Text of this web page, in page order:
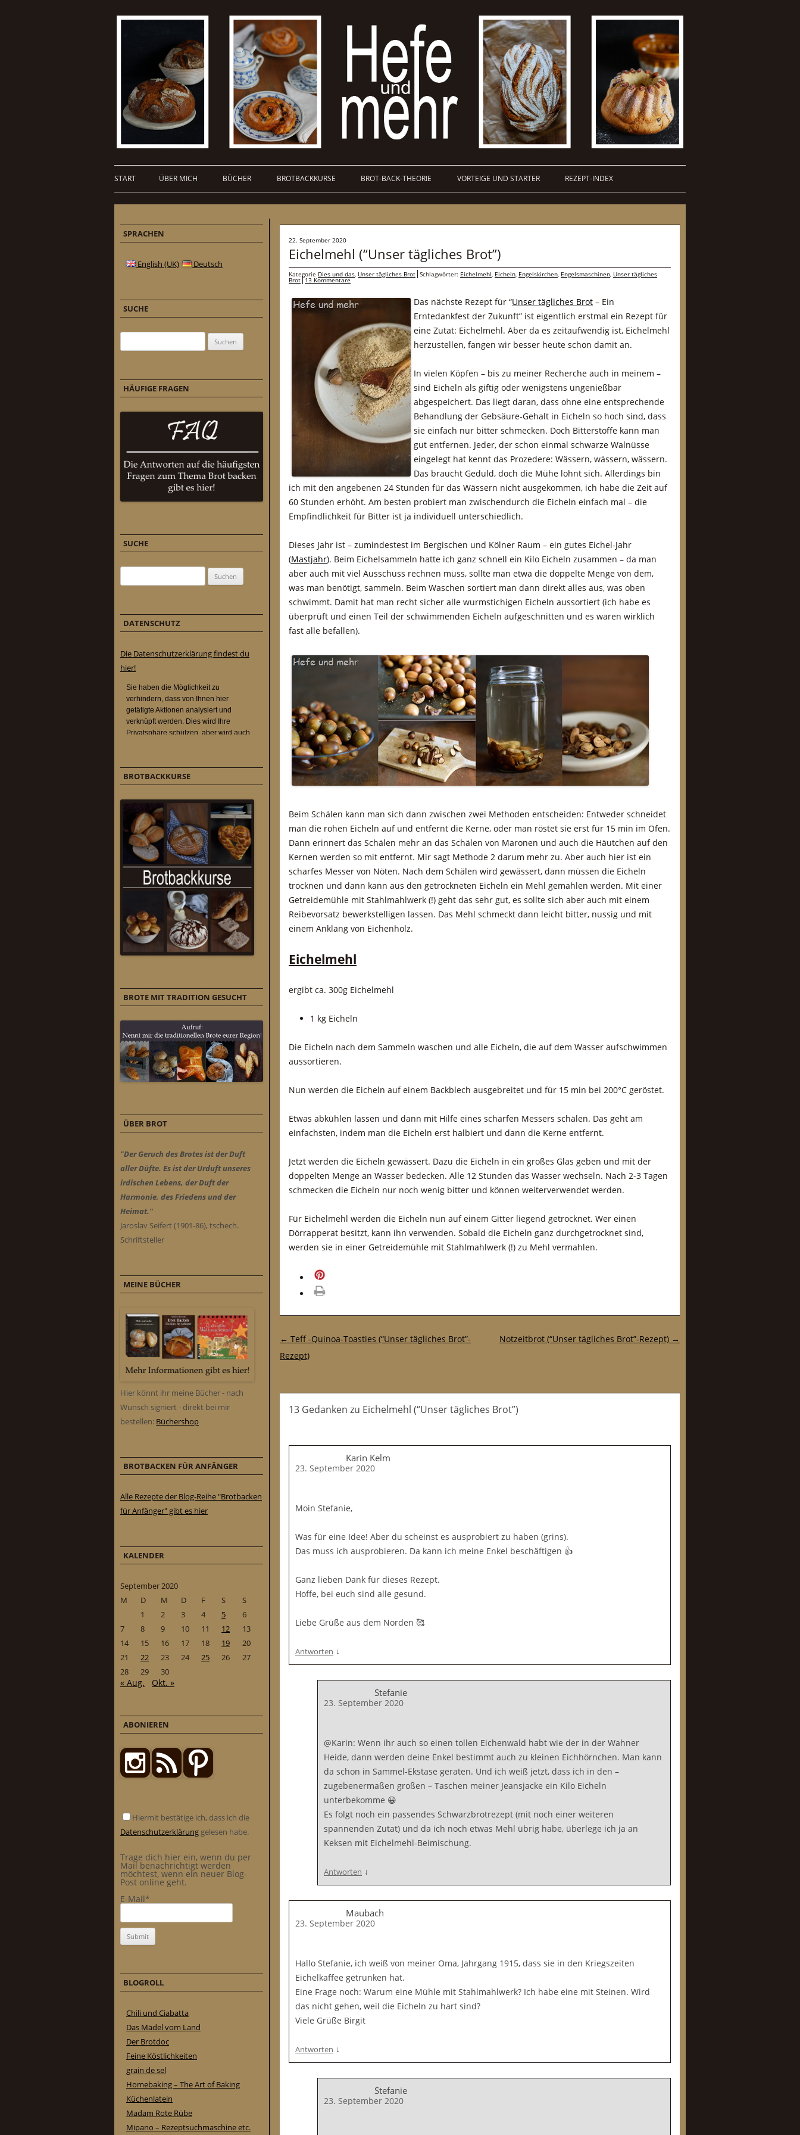
START ÜBER MICH BÜCHER BROTBACKKURSE BROT-BACK-THEORIE VORTEIGE UND STARTER REZEPT-INDEX
22. September 2020
Eichelmehl (“Unser tägliches Brot”)
Kategorie Dies und das, Unser tägliches Brot Schlagwörter: Eichelmehl, Eicheln, Engelskirchen, Engelsmaschinen, Unser tägliches
Brot 13 Kommentare
Das nächste Rezept für “Unser tägliches Brot – Ein
Erntedankfest der Zukunft” ist eigentlich erstmal ein Rezept für
eine Zutat: Eichelmehl. Aber da es zeitaufwendig ist, Eichelmehl
herzustellen, fangen wir besser heute schon damit an.
In vielen Köpfen – bis zu meiner Recherche auch in meinem –
sind Eicheln als giftig oder wenigstens ungenießbar
abgespeichert. Das liegt daran, dass ohne eine entsprechende
Behandlung der Gebsäure-Gehalt in Eicheln so hoch sind, dass
sie einfach nur bitter schmecken. Doch Bitterstoffe kann man
gut entfernen. Jeder, der schon einmal schwarze Walnüsse
eingelegt hat kennt das Prozedere: Wässern, wässern, wässern.
Das braucht Geduld, doch die Mühe lohnt sich. Allerdings bin
ich mit den angebenen 24 Stunden für das Wässern nicht ausgekommen, ich habe die Zeit auf
60 Stunden erhöht. Am besten probiert man zwischendurch die Eicheln einfach mal – die
Empfindlichkeit für Bitter ist ja individuell unterschiedlich.
Dieses Jahr ist – zumindestest im Bergischen und Kölner Raum – ein gutes Eichel-Jahr
(Mastjahr). Beim Eichelsammeln hatte ich ganz schnell ein Kilo Eicheln zusammen – da man
aber auch mit viel Ausschuss rechnen muss, sollte man etwa die doppelte Menge von dem,
was man benötigt, sammeln. Beim Waschen sortiert man dann direkt alles aus, was oben
schwimmt. Damit hat man recht sicher alle wurmstichigen Eicheln aussortiert (ich habe es
überprüft und einen Teil der schwimmenden Eicheln aufgeschnitten und es waren wirklich
fast alle befallen).
Beim Schälen kann man sich dann zwischen zwei Methoden entscheiden: Entweder schneidet
man die rohen Eicheln auf und entfernt die Kerne, oder man röstet sie erst für 15 min im Ofen.
Dann erinnert das Schälen mehr an das Schälen von Maronen und auch die Häutchen auf den
Kernen werden so mit entfernt. Mir sagt Methode 2 darum mehr zu. Aber auch hier ist ein
scharfes Messer von Nöten. Nach dem Schälen wird gewässert, dann müssen die Eicheln
trocknen und dann kann aus den getrockneten Eicheln ein Mehl gemahlen werden. Mit einer
Getreidemühle mit Stahlmahlwerk (!) geht das sehr gut, es sollte sich aber auch mit einem
Reibevorsatz bewerkstelligen lassen. Das Mehl schmeckt dann leicht bitter, nussig und mit
einem Anklang von Eichenholz.
Eichelmehl
ergibt ca. 300g Eichelmehl
1 kg Eicheln
Die Eicheln nach dem Sammeln waschen und alle Eicheln, die auf dem Wasser aufschwimmen
aussortieren.
Nun werden die Eicheln auf einem Backblech ausgebreitet und für 15 min bei 200°C geröstet.
Etwas abkühlen lassen und dann mit Hilfe eines scharfen Messers schälen. Das geht am
einfachsten, indem man die Eicheln erst halbiert und dann die Kerne entfernt.
Jetzt werden die Eicheln gewässert. Dazu die Eicheln in ein großes Glas geben und mit der
doppelten Menge an Wasser bedecken. Alle 12 Stunden das Wasser wechseln. Nach 2-3 Tagen
schmecken die Eicheln nur noch wenig bitter und können weiterverwendet werden.
Für Eichelmehl werden die Eicheln nun auf einem Gitter liegend getrocknet. Wer einen
Dörrapperat besitzt, kann ihn verwenden. Sobald die Eicheln ganz durchgetrocknet sind,
werden sie in einer Getreidemühle mit Stahlmahlwerk (!) zu Mehl vermahlen.
Post-Navigation
← Teff -Quinoa-Toasties (“Unser tägliches Brot”-
Rezept)
Notzeitbrot (“Unser tägliches Brot”-Rezept) →
13 Gedanken zu Eichelmehl (“Unser tägliches Brot”)
Karin Kelm
23. September 2020
Moin Stefanie,
Was für eine Idee! Aber du scheinst es ausprobiert zu haben (grins).
Das muss ich ausprobieren. Da kann ich meine Enkel beschäftigen 👍
Ganz lieben Dank für dieses Rezept.
Hoffe, bei euch sind alle gesund.
Liebe Grüße aus dem Norden 🥰
Antworten ↓
Stefanie
23. September 2020
@Karin: Wenn ihr auch so einen tollen Eichenwald habt wie der in der Wahner
Heide, dann werden deine Enkel bestimmt auch zu kleinen Eichhörnchen. Man kann
da schon in Sammel-Ekstase geraten. Und ich weiß jetzt, dass ich in den –
zugebenermaßen großen – Taschen meiner Jeansjacke ein Kilo Eicheln
unterbekomme 😀
Es folgt noch ein passendes Schwarzbrotrezept (mit noch einer weiteren
spannenden Zutat) und da ich noch etwas Mehl übrig habe, überlege ich ja an
Keksen mit Eichelmehl-Beimischung.
Antworten ↓
Maubach
23. September 2020
Hallo Stefanie, ich weiß von meiner Oma, Jahrgang 1915, dass sie in den Kriegszeiten
Eichelkaffee getrunken hat.
Eine Frage noch: Warum eine Mühle mit Stahlmahlwerk? Ich habe eine mit Steinen. Wird
das nicht gehen, weil die Eicheln zu hart sind?
Viele Grüße Birgit
Antworten ↓
Stefanie
23. September 2020
SPRACHEN
English (UK) Deutsch
SUCHE
HÄUFIGE FRAGEN
SUCHE
DATENSCHUTZ
Die Datenschutzerklärung findest du
hier!
BROTBACKKURSE
BROTE MIT TRADITION GESUCHT
ÜBER BROT
"Der Geruch des Brotes ist der Duft
aller Düfte. Es ist der Urduft unseres
irdischen Lebens, der Duft der
Harmonie, des Friedens und der
Heimat."
Jaroslav Seifert (1901-86), tschech.
Schriftsteller
MEINE BÜCHER
Hier könnt ihr meine Bücher - nach
Wunsch signiert - direkt bei mir
bestellen: Büchershop
BROTBACKEN FÜR ANFÄNGER
Alle Rezepte der Blog-Reihe "Brotbacken
für Anfänger" gibt es hier
KALENDER
September 2020
M
D M D F S
S
1
2 3 4 5
6
7
8 9 10 11 12
13
14
15 16 17 18 19
20
21
22 23 24 25 26
27
28
29 30
« Aug. Okt. »
ABONIEREN
Hiermit bestätige ich, dass ich die
Datenschutzerklärung gelesen habe.
Trage dich hier ein, wenn du per
Mail benachrichtigt werden
möchtest, wenn ein neuer Blog-
Post online geht.
E-Mail*
BLOGROLL
Chili und Ciabatta
Das Mädel vom Land
Der Brotdoc
Feine Köstlichkeiten
grain de sel
Homebaking – The Art of Baking
Küchenlatein
Madam Rote Rübe
Mipano – Rezeptsuchmaschine etc.